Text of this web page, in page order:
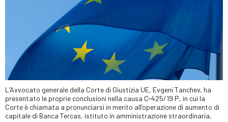
L’Avvocato generale della Corte di Giustizia UE, Evgeni Tanchev, ha
presentato le proprie conclusioni nella causa C‑425/19 P, in cui la
Corte è chiamata a pronunciarsi in merito all’operazione di aumento di
capitale di Banca Tercas, istituto in amministrazione straordinaria,